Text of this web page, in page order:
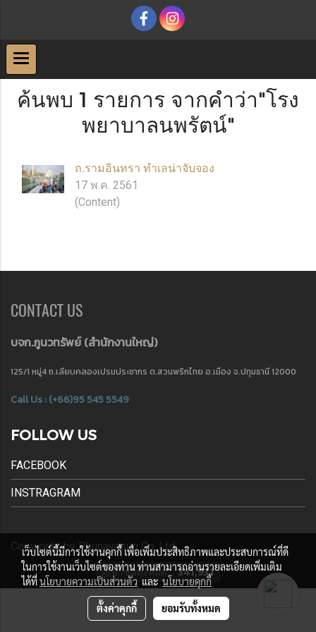
ค้นพบ 1 รายการ จากคำว่า"โรง
พยาบาลนพรัตน์"
ถ.รามอินทรา ทำเลน่าจับจอง
17 พ.ค. 2561
(Content)
CONTACT US
บจก.ภูนวทรัพย์ (สำนักงานใหญ่)
125/1 หมู่4 ถ.เลียบคลองเปรมประชากร ต.สวนพริกไทย อ.เมือง จ.ปทุมธานี 12000
Call Us : (+66)95 545 5549
FOLLOW US
FACEBOOK
INSTRAGRAM
Copy right by Phunavasup Co.,Ltd.
ผู้เข้าชมทั้งหมด
341,931
เว็บไซต์นี้มีการใช้งานคุกกี้ เพื่อเพิ่มประสิทธิภาพและประสบการณ์ที่ดี
ในการใช้งานเว็บไซต์ของท่าน ท่านสามารถอ่านรายละเอียดเพิ่มเติม
ได้ที่นโยบายความเป็นส่วนตัว และ นโยบายคุกกี้
ตั้งค่าคุกกี้ ยอมรับทั้งหมด